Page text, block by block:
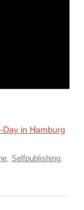
Day in Hamburg
Selfpublishing